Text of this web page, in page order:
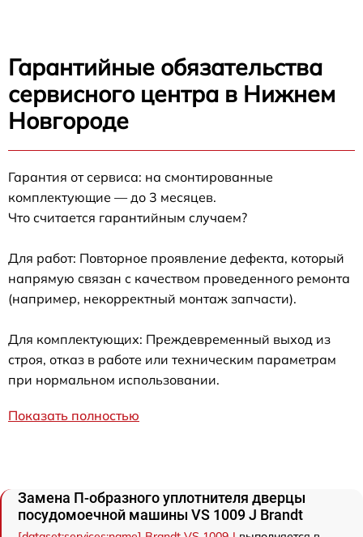
Гарантийные обязательства
сервисного центра в Нижнем
Новгороде
Гарантия от сервиса: на смонтированные
комплектующие — до 3 месяцев.
Что считается гарантийным случаем?
Для работ: Повторное проявление дефекта, который
напрямую связан с качеством проведенного ремонта
(например, некорректный монтаж запчасти).
Для комплектующих: Преждевременный выход из
строя, отказ в работе или техническим параметрам
при нормальном использовании.
Показать полностью
Замена П-образного уплотнителя дверцы
посудомоечной машины VS 1009 J Brandt